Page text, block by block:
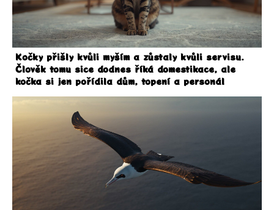
Kočky přišly kvůli myším a zůstaly kvůli servisu.
Člověk tomu sice dodnes říká domestikace, ale
kočka si jen pořídila dům, topení a personál